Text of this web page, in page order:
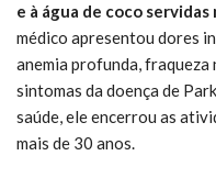
e à água de coco servidas
médico apresentou dores
anemia profunda, fraqueza
sintomas da doença de
saúde, ele encerrou as
mais de 30 anos.